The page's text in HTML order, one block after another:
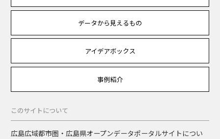
データから見えるもの
アイデアボックス
事例紹介
このサイトについて
広島広域都市圏・広島県オープンデータポータルサイトについ